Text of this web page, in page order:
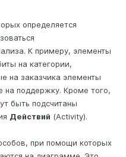
определяется
К примеру, элементы
на категории,
на заказчика элементы
на поддержку. Кроме того,
быть подсчитаны
Действий (Activity).
при помощи которых